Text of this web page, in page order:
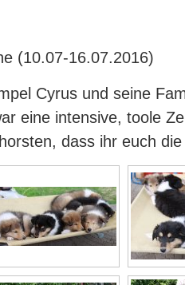
(10.07-16.07.2016)
Cyrus und seine
eine intensive, toole
dass ihr euch